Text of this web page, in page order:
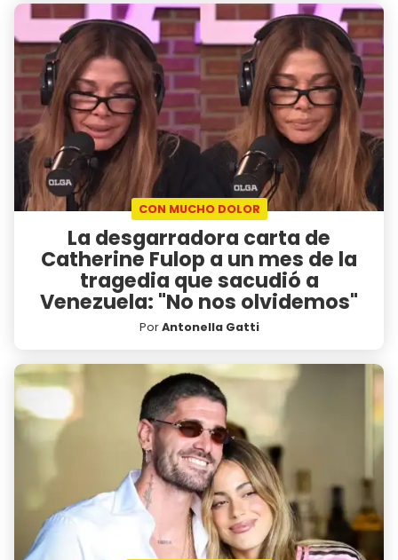
CON MUCHO DOLOR
La desgarradora carta de
Catherine Fulop a un mes de la
tragedia que sacudió a
Venezuela: "No nos olvidemos"
PorAntonella Gatti